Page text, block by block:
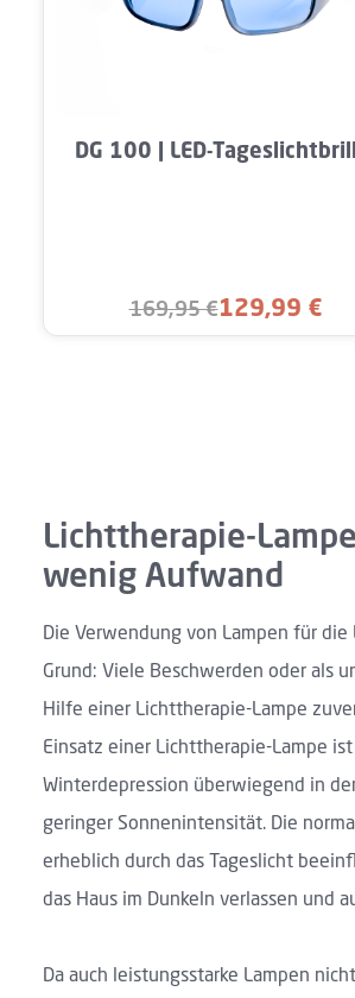
DG 100 | LED-
Verkaufspreis:
129,99 €
Regulärer Preis:
169,95 €
Lichttherapie-
wenig Aufwand
Die Verwendung von Lampen für
Grund: Viele Beschwerden oder als
Hilfe einer Lichttherapie-Lampe
Einsatz einer Lichttherapie-Lampe
Winterdepression überwiegend in
geringer Sonnenintensität. Die
erheblich durch das Tageslicht
das Haus im Dunkeln verlassen und
Da auch leistungsstarke Lampen